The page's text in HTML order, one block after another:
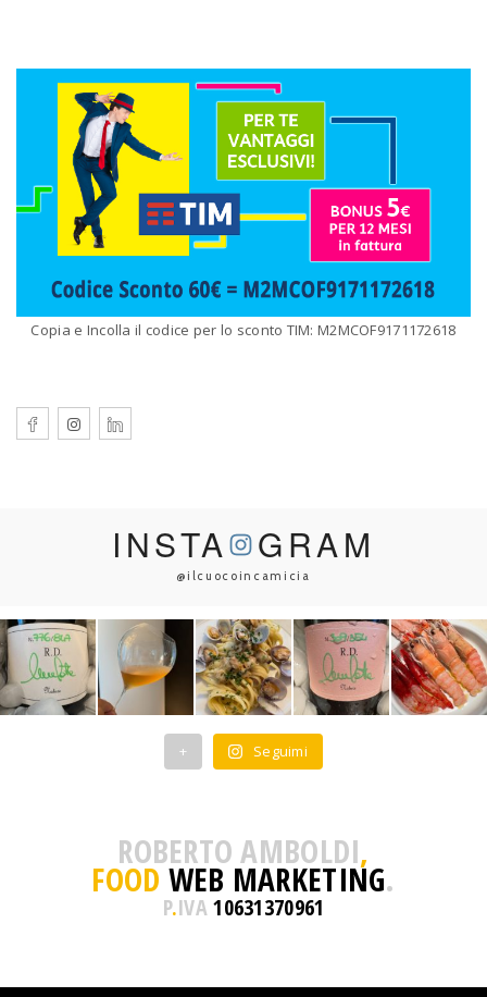
Copia e Incolla il codice per lo sconto TIM: M2MCOF9171172618
INSTA GRAM
@ilcuocoincamicia
+ Seguimi
ROBERTO AMBOLDI,
FOOD WEB MARKETING.
P.IVA10631370961